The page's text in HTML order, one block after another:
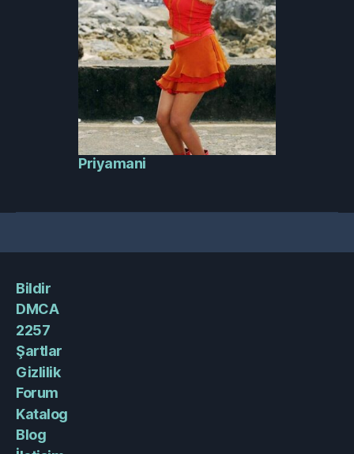
Priyamani
Bildir
DMCA
2257
Şartlar
Gizlilik
Forum
Katalog
Blog